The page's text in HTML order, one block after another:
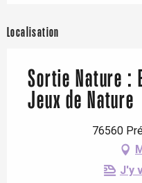
Localisation
Sortie Nature :
Jeux de Nature
76560
J'y